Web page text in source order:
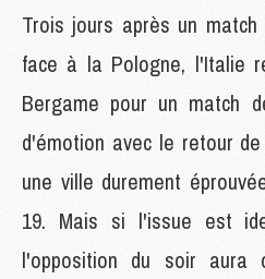
Trois jours après un
face à la Pologne, l'Italie
Bergame pour un match
d'émotion avec le retour
une ville durement
19. Mais si l'issue est
l'opposition du soir aura